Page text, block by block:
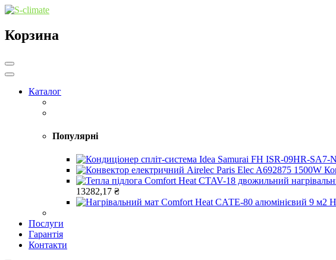
Корзина
Каталог
Популярні
13282,17 ₴
Послуги
Гарантія
Контакти